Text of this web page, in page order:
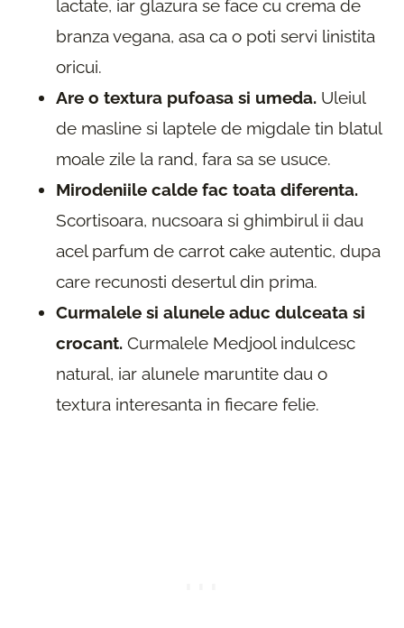
lactate, iar glazura se face cu crema de
branza vegana, asa ca o poti servi linistita
oricui.
Are o textura pufoasa si umeda. Uleiul
de masline si laptele de migdale tin blatul
moale zile la rand, fara sa se usuce.
Mirodeniile calde fac toata diferenta.
Scortisoara, nucsoara si ghimbirul ii dau
acel parfum de carrot cake autentic, dupa
care recunosti desertul din prima.
Curmalele si alunele aduc dulceata si
crocant. Curmalele Medjool indulcesc
natural, iar alunele maruntite dau o
textura interesanta in fiecare felie.